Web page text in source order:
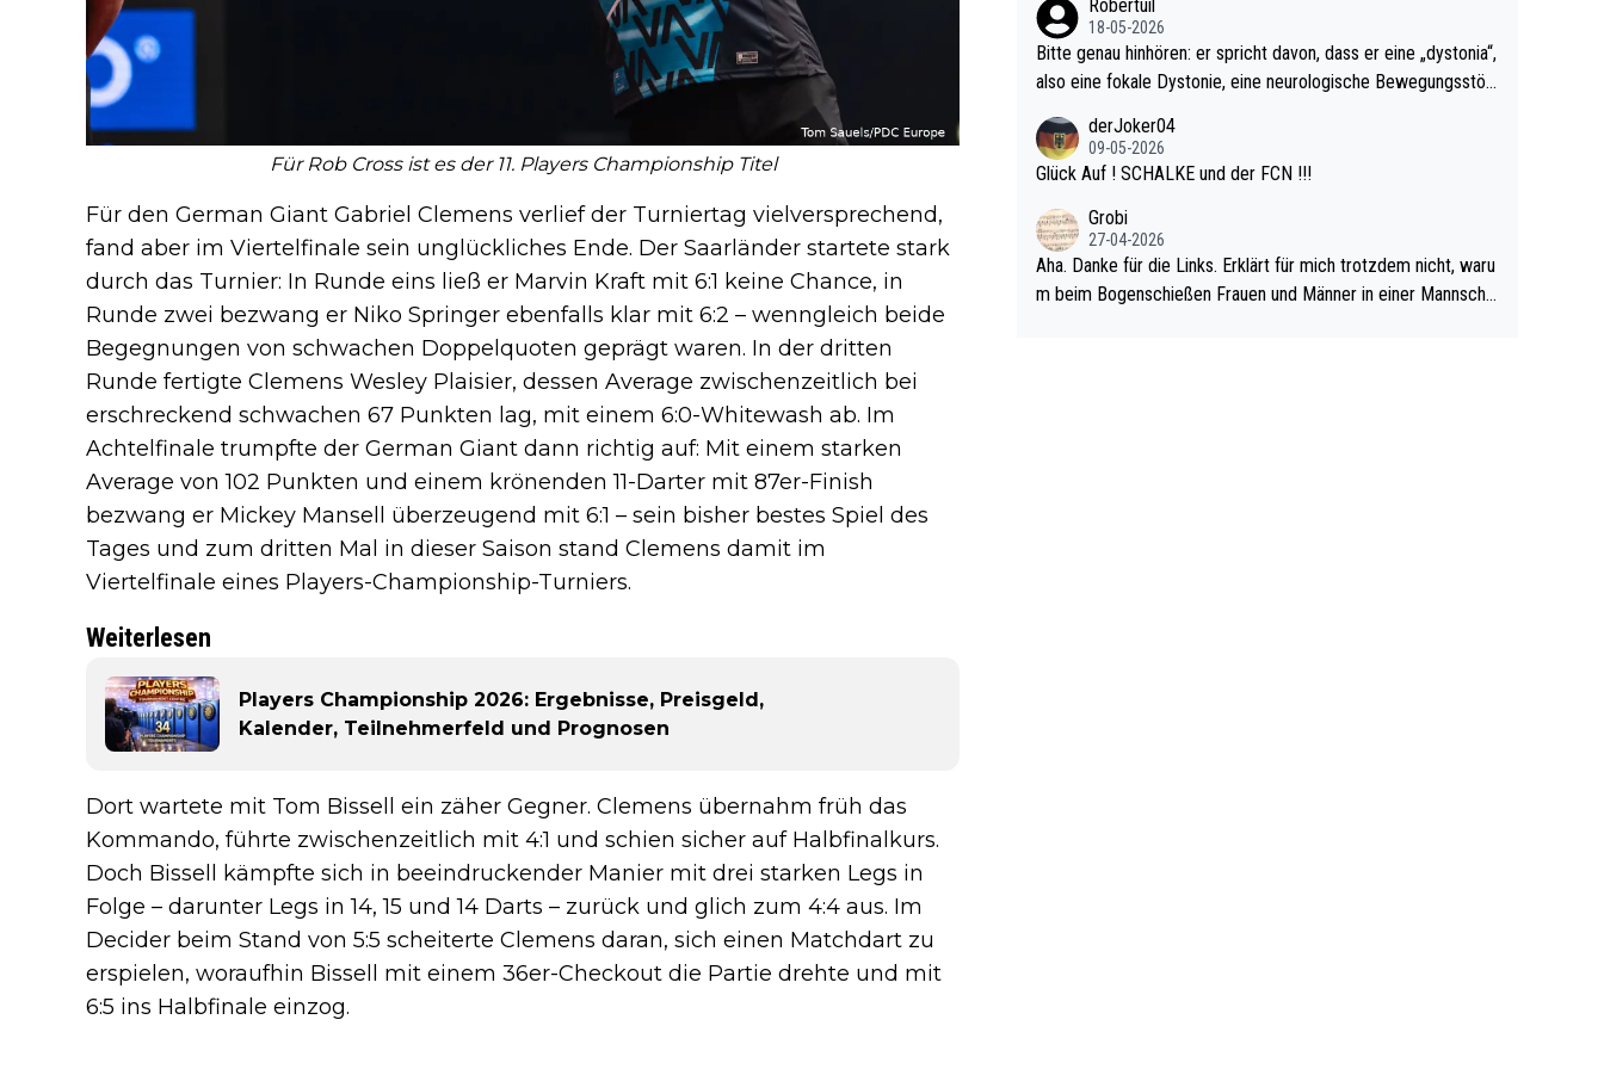
Für Rob Cross ist es der 11. Players Championship Titel
Für den German Giant Gabriel Clemens verlief der Turniertag vielversprechend,
fand aber im Viertelfinale sein unglückliches Ende. Der Saarländer startete stark
durch das Turnier: In Runde eins ließ er Marvin Kraft mit 6:1 keine Chance, in
Runde zwei bezwang er Niko Springer ebenfalls klar mit 6:2 – wenngleich beide
Begegnungen von schwachen Doppelquoten geprägt waren. In der dritten
Runde fertigte Clemens Wesley Plaisier, dessen Average zwischenzeitlich bei
erschreckend schwachen 67 Punkten lag, mit einem 6:0-Whitewash ab. Im
Achtelfinale trumpfte der German Giant dann richtig auf: Mit einem starken
Average von 102 Punkten und einem krönenden 11-Darter mit 87er-Finish
bezwang er Mickey Mansell überzeugend mit 6:1 – sein bisher bestes Spiel des
Tages und zum dritten Mal in dieser Saison stand Clemens damit im
Viertelfinale eines Players-Championship-Turniers.
Weiterlesen
Players Championship 2026: Ergebnisse, Preisgeld,
Kalender, Teilnehmerfeld und Prognosen
Dort wartete mit Tom Bissell ein zäher Gegner. Clemens übernahm früh das
Kommando, führte zwischenzeitlich mit 4:1 und schien sicher auf Halbfinalkurs.
Doch Bissell kämpfte sich in beeindruckender Manier mit drei starken Legs in
Folge – darunter Legs in 14, 15 und 14 Darts – zurück und glich zum 4:4 aus. Im
Decider beim Stand von 5:5 scheiterte Clemens daran, sich einen Matchdart zu
erspielen, woraufhin Bissell mit einem 36er-Checkout die Partie drehte und mit
6:5 ins Halbfinale einzog.
ehler! Robertuil
18-05-2026
Bitte genau hinhören: er spricht davon, dass er eine „dystonia“,
also eine fokale Dystonie, eine neurologische Bewegungsstör
werden, im Arm hat. Und, dass Medikamente ihm helfen! Ich gl
aube immer noch, dass sehr viele der Dartits-Fälle fälschlich p
d diese könnten teils wirksam behandelt werden! Dafür müsst
e man nur zum Neurologen und nicht zum Mentaltrainer gehe
derJoker04
09-05-2026
Glück Auf ! SCHALKE und der FCN !!!
Grobi
27-04-2026
Aha. Danke für die Links. Erklärt für mich trotzdem nicht, waru
m beim Bogenschießen Frauen und Männer in einer Mannscha